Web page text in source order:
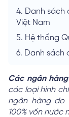
4. Danh sách
Việt Nam
5. Hệ thống
6. Danh sách
Các ngân
các loại hình
ngân hàng do
100% vốn nước